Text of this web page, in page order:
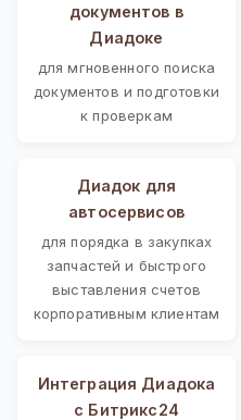
документов в
Диадоке
для мгновенного поиска
документов и подготовки
к проверкам
Диадок для
автосервисов
для порядка в закупках
запчастей и быстрого
выставления счетов
корпоративным клиентам
Интеграция Диадока
с Битрикс24